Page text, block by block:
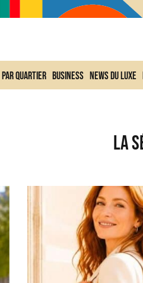
Par quartier Business News du Luxe
La